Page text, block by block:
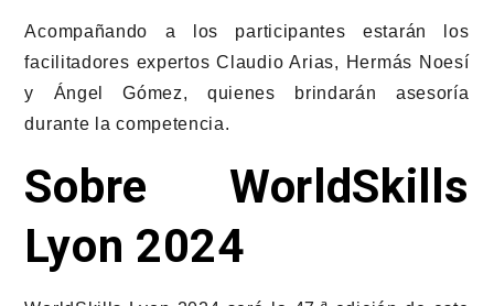
Acompañando a los participantes estarán los
facilitadores expertos Claudio Arias, Hermás Noesí
y Ángel Gómez, quienes brindarán asesoría
durante la competencia.
Sobre WorldSkills
Lyon 2024